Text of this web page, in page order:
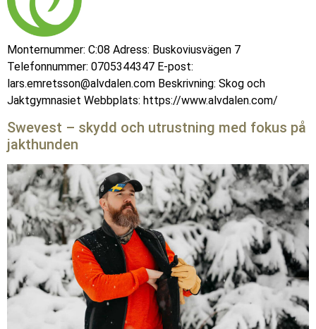
Monternummer: C:08 Adress: Buskoviusvägen 7
Telefonnummer: 0705344347 E-post:
lars.emretsson@alvdalen.com Beskrivning: Skog och
Jaktgymnasiet Webbplats: https://www.alvdalen.com/
Swevest – skydd och utrustning med fokus på
jakthunden